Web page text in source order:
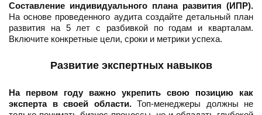
Составление индивидуального плана развития (ИПР).
На основе проведенного аудита создайте детальный план
развития на 5 лет с разбивкой по годам и кварталам.
Включите конкретные цели, сроки и метрики успеха.
Развитие экспертных навыков
На первом году важно укрепить свою позицию как
эксперта в своей области.Топ-менеджеры должны не